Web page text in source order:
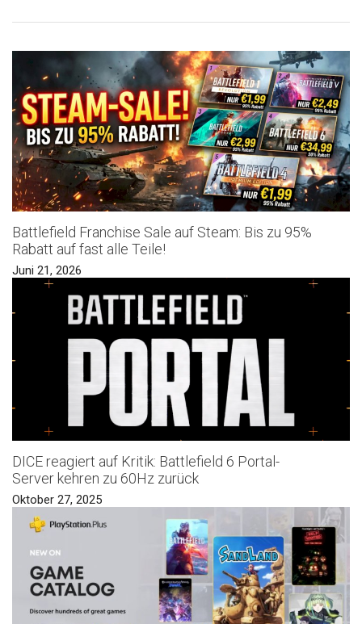
Battlefield Franchise Sale auf Steam: Bis zu 95%
Rabatt auf fast alle Teile!
Juni 21, 2026
DICE reagiert auf Kritik: Battlefield 6 Portal-
Server kehren zu 60Hz zurück
Oktober 27, 2025